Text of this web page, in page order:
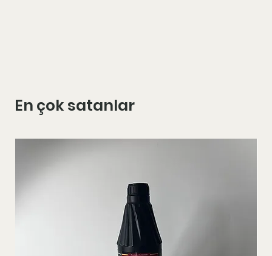
En çok satanlar